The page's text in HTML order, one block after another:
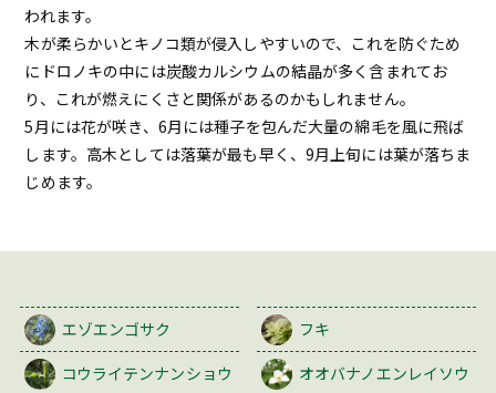
われます。
木が柔らかいとキノコ類が侵入しやすいので、これを防ぐため
にドロノキの中には炭酸カルシウムの結晶が多く含まれてお
り、これが燃えにくさと関係があるのかもしれません。
5月には花が咲き、6月には種子を包んだ大量の綿毛を風に飛ば
します。高木としては落葉が最も早く、9月上旬には葉が落ちま
じめます。
エゾエンゴサク
フキ
コウライテンナンショウ
オオバナノエンレイソウ